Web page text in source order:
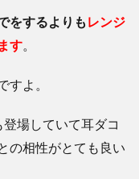
をするよりも レンジ
す。
よ。
場していて耳ダコ
の相性がとても良い